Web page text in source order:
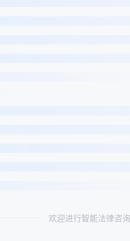
欢迎进行智能法律咨询